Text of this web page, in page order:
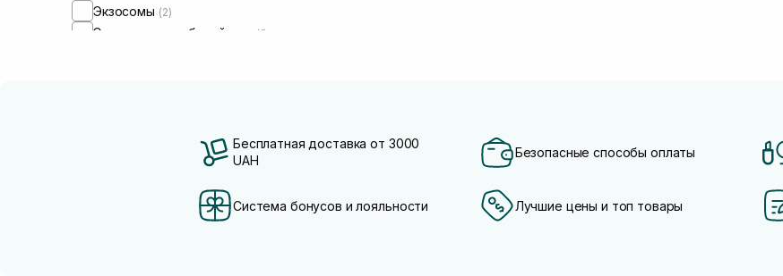
Экзосомы (2)
Экстракт коры белой ивы (1)
(6)
Бесплатная доставка от 3000
UAH
Безопасные способы оплаты
Система бонусов и лояльности Лучшие цены и топ товары